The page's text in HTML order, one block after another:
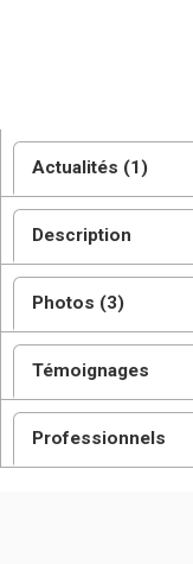
Actualités (1)
Description
Photos (3)
Témoignages
Professionnels